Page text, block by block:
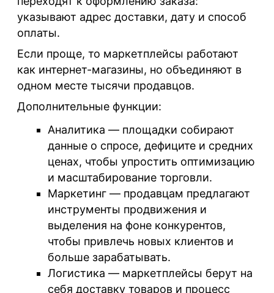
указывают адрес доставки, дату и способ
оплаты.
Если проще, то маркетплейсы работают
как интернет-магазины, но объединяют в
одном месте тысячи продавцов.
Дополнительные функции:
Аналитика — площадки собирают
данные о спросе, дефиците и средних
ценах, чтобы упростить оптимизацию
и масштабирование торговли.
Маркетинг — продавцам предлагают
инструменты продвижения и
выделения на фоне конкурентов,
чтобы привлечь новых клиентов и
больше зарабатывать.
Логистика — маркетплейсы берут на
себя доставку товаров и процесс